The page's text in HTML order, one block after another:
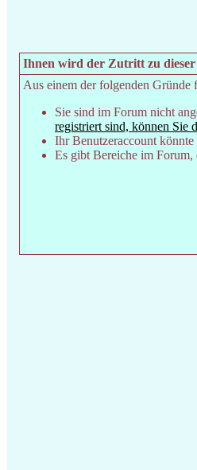
Ihnen wird der Zutritt zu dieser
Aus einem der folgenden Gründe
Sie sind im Forum nicht
registriert sind, können Sie
Ihr Benutzeraccount
Es gibt Bereiche im Forum,